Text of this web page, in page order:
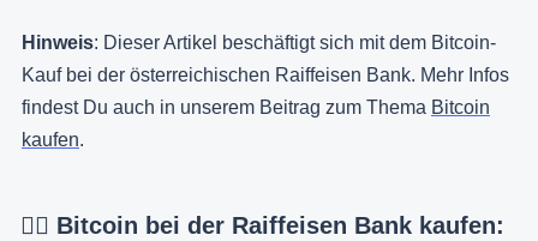
Hinweis: Dieser Artikel beschäftigt sich mit dem Bitcoin-
Kauf bei der österreichischen Raiffeisen Bank. Mehr Infos
findest Du auch in unserem Beitrag zum Thema Bitcoin
kaufen.
👉🏼 Bitcoin bei der Raiffeisen Bank kaufen: